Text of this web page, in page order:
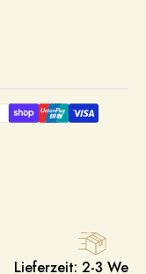
Lieferzeit: 2-3